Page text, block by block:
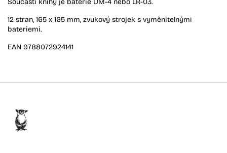
Součástí knihy je baterie UM-4 nebo LR-03.
12 stran, 165 x 165 mm, zvukový strojek s vyměnitelnými
bateriemi.
EAN 9788072924141